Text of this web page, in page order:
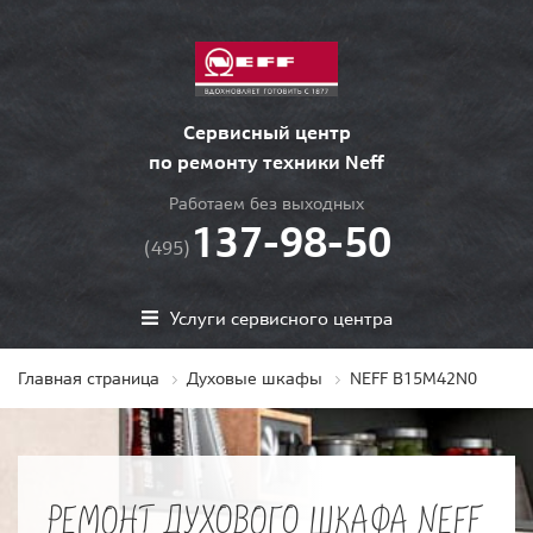
Сервисный центр
по ремонту техники Neff
Работаем без выходных
(495) 137-98-50
Услуги сервисного центра
Главная страница Духовые шкафы NEFF B15M42N0
РЕМОНТ ДУХОВОГО ШКАФА NEFF